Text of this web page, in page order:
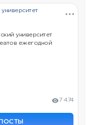
университет
ежегодной
7 474